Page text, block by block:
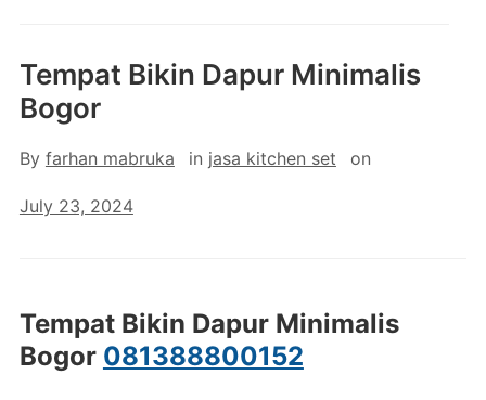
Tempat Bikin Dapur Minimalis
Bogor
By farhan mabruka in jasa kitchen set on
July 23, 2024
Tempat Bikin Dapur Minimalis
Bogor 081388800152